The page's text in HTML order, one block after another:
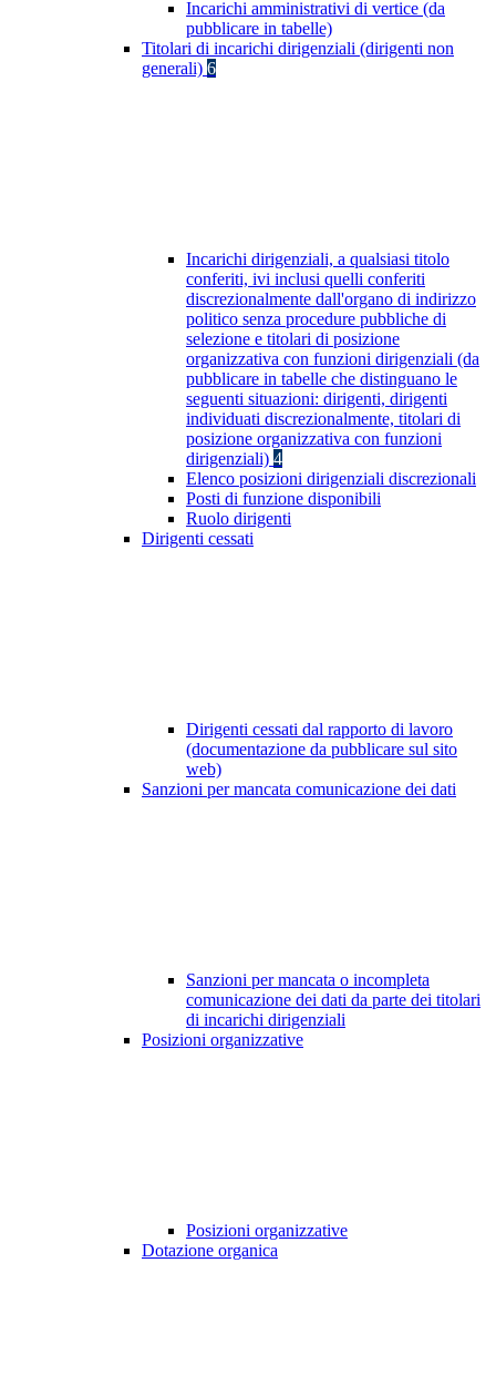
Incarichi amministrativi di vertice (da
pubblicare in tabelle)
Titolari di incarichi dirigenziali (dirigenti non
generali) 6
Incarichi dirigenziali, a qualsiasi titolo
conferiti, ivi inclusi quelli conferiti
discrezionalmente dall'organo di indirizzo
politico senza procedure pubbliche di
selezione e titolari di posizione
organizzativa con funzioni dirigenziali (da
pubblicare in tabelle che distinguano le
seguenti situazioni: dirigenti, dirigenti
individuati discrezionalmente, titolari di
posizione organizzativa con funzioni
dirigenziali) 4
Elenco posizioni dirigenziali discrezionali
Posti di funzione disponibili
Ruolo dirigenti
Dirigenti cessati
Dirigenti cessati dal rapporto di lavoro
(documentazione da pubblicare sul sito
web)
Sanzioni per mancata comunicazione dei dati
Sanzioni per mancata o incompleta
comunicazione dei dati da parte dei titolari
di incarichi dirigenziali
Posizioni organizzative
Posizioni organizzative
Dotazione organica